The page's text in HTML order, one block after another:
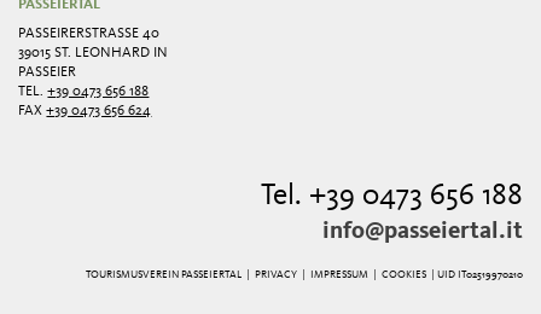
PASSEIERTAL
PASSEIRERSTRASSE 40
39015 ST. LEONHARD IN
PASSEIER
TEL.+39 0473 656 188
FAX+39 0473 656 624
Tel. +39 0473 656 188
info@passeiertal.it
TOURISMUSVEREIN PASSEIERTAL | PRIVACY| IMPRESSUM COOKIES | UID IT02519970210